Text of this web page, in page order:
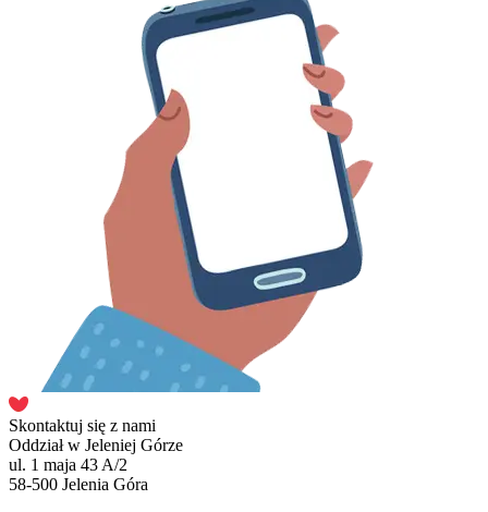
Skontaktuj się z nami
Oddział w Jeleniej Górze
ul. 1 maja 43 A/2
58-500 Jelenia Góra